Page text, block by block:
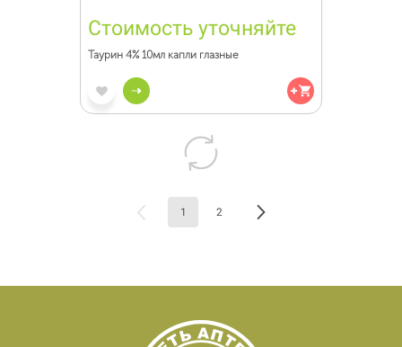
Стоимость уточняйте
Таурин 4% 10мл капли глазные
1 2